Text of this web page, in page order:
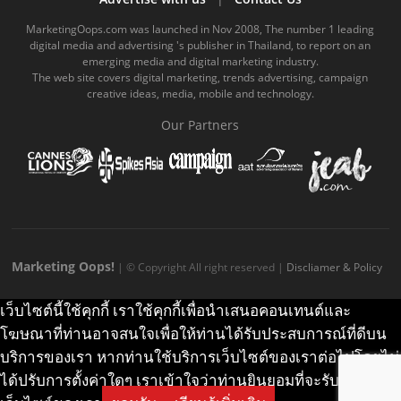
o
o
k
c
o
b
e
.
o
m
e
g
r
a
.
k
.
c
m
MarketingOops.com was launched in Nov 2008, The number 1 leading
digital media and advertising 's publisher in Thailand, to report on an
emerging media and digital marketing industry.
The web site covers digital marketing, trends advertising, campaign
creative ideas, media, mobile and technology.
Our Partners
Marketing Oops! | © Copyright All right reserved | Discliamer & Policy
เว็บไซต์นี้ใช้คุกกี้ เราใช้คุกกี้เพื่อนำเสนอคอนเทนต์และ
โฆษณาที่ท่านอาจสนใจเพื่อให้ท่านได้รับประสบการณ์ที่ดีบน
บริการของเรา หากท่านใช้บริการเว็บไซต์ของเราต่อไปโดยไม่
ได้ปรับการตั้งค่าใดๆ เราเข้าใจว่าท่านยินยอมที่จะรับคุกกี้บน